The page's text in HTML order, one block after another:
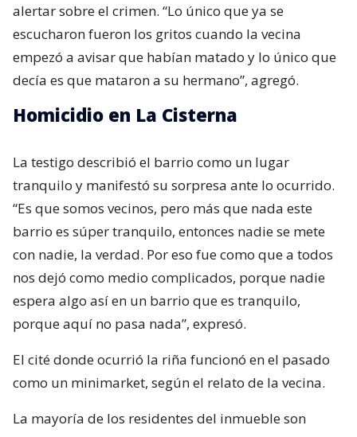
alertar sobre el crimen. “Lo único que ya se
escucharon fueron los gritos cuando la vecina
empezó a avisar que habían matado y lo único que
decía es que mataron a su hermano”, agregó.
Homicidio en La Cisterna
La testigo describió el barrio como un lugar
tranquilo y manifestó su sorpresa ante lo ocurrido.
“Es que somos vecinos, pero más que nada este
barrio es súper tranquilo, entonces nadie se mete
con nadie, la verdad. Por eso fue como que a todos
nos dejó como medio complicados, porque nadie
espera algo así en un barrio que es tranquilo,
porque aquí no pasa nada”, expresó.
El cité donde ocurrió la riña funcionó en el pasado
como un minimarket, según el relato de la vecina.
La mayoría de los residentes del inmueble son